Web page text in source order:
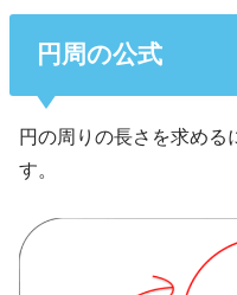
円周の公式
円の周りの長さを求める
す。